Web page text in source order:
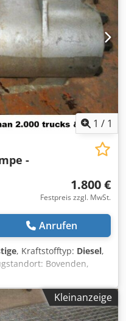
1 / 1
-
1.800 €
Festpreis zzgl. MwSt.
Anrufen
, Kraftstofftyp: Diesel,
Bovenden,
7759J4027
Änderungen,
Dcsdpfx Apei
Kleinanzeige